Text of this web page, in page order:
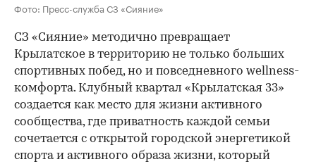
Фото: Пресс-служба СЗ «Сияние»
СЗ «Сияние» методично превращает
Крылатское в территорию не только больших
спортивных побед, но и повседневного wellness-
комфорта. Клубный квартал «Крылатская 33»
создается как место для жизни активного
сообщества, где приватность каждой семьи
сочетается с открытой городской энергетикой
спорта и активного образа жизни, который